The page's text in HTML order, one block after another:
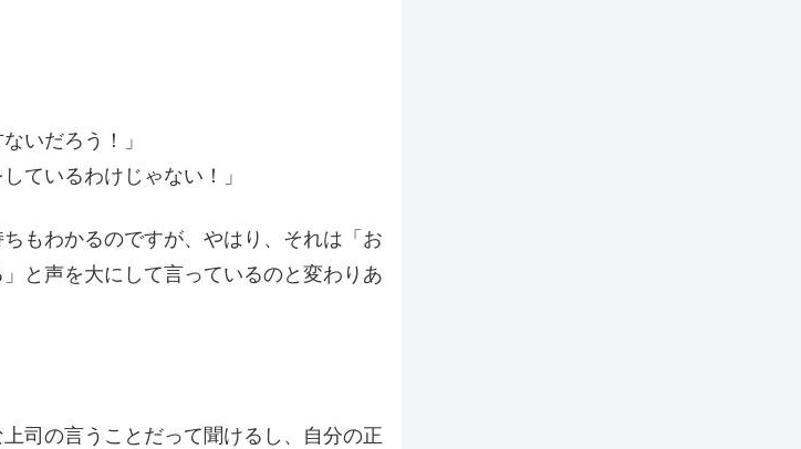
いだろう！」
ているわけじゃない！」
もわかるのですが、やはり、それは「お
と声を大にして言っているのと変わりあ
司の言うことだって聞けるし、自分の正